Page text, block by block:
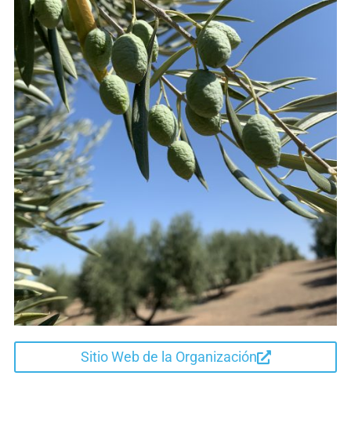
Sitio Web de la Organización